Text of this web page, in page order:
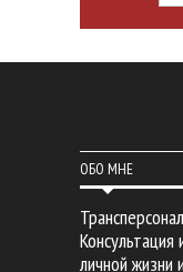
ОБО МНЕ
личной жизни